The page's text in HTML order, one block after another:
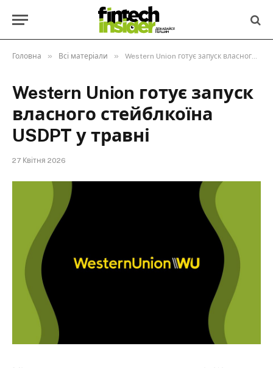
Головна » Всі матеріали » Western Union готує запуск власного стейблкоїна USDPT у травні
Western Union готує запуск
власного стейблкоїна
USDPT у травні
27 Квітня 2026